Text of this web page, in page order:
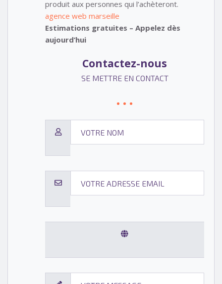
produit aux personnes qui l’achèteront.
agence web marseille
Estimations gratuites – Appelez dès
aujourd’hui
Contactez-nous
SE METTRE EN CONTACT